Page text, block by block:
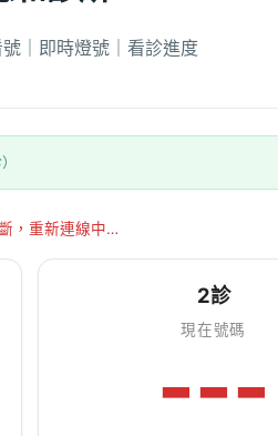
｜即時燈號｜看診進度
，重新連線中…
2診
現在號碼
---